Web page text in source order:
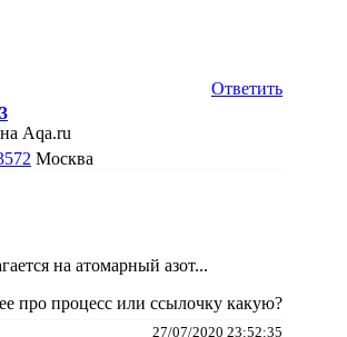
Ответить
Aqa.ru
Москва
на атомарный азот...
про процесс или ссылочку какую?
27/07/2020 23:52:35